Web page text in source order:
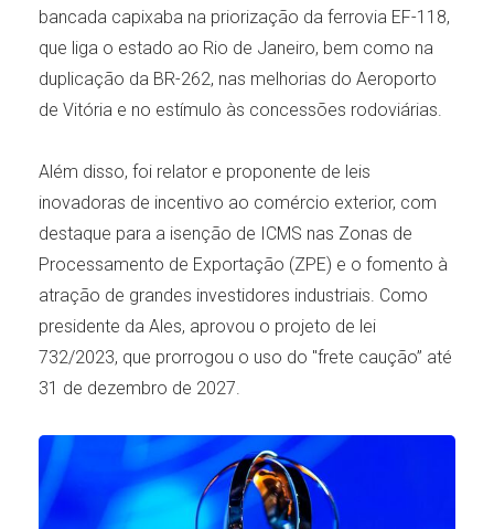
bancada capixaba na priorização da ferrovia EF-118,
que liga o estado ao Rio de Janeiro, bem como na
duplicação da BR-262, nas melhorias do Aeroporto
de Vitória e no estímulo às concessões rodoviárias.
Além disso, foi relator e proponente de leis
inovadoras de incentivo ao comércio exterior, com
destaque para a isenção de ICMS nas Zonas de
Processamento de Exportação (ZPE) e o fomento à
atração de grandes investidores industriais. Como
presidente da Ales, aprovou o projeto de lei
732/2023, que prorrogou o uso do "frete caução” até
31 de dezembro de 2027.